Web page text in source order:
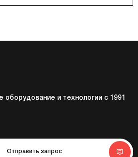
оборудование и технологии с 1991
Отправить запрос